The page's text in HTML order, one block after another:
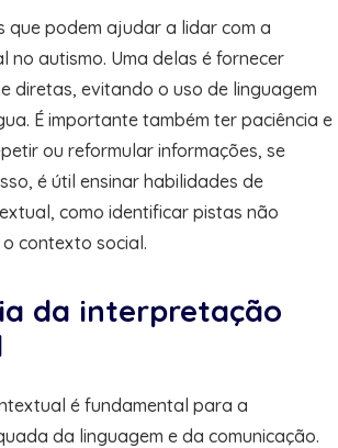
que podem ajudar a lidar com a
no autismo. Uma delas é fornecer
diretas, evitando o uso de linguagem
É importante também ter paciência e
ou reformular informações, se
é útil ensinar habilidades de
como identificar pistas não
contexto social.
da interpretação
é fundamental para a
da linguagem e da comunicação.